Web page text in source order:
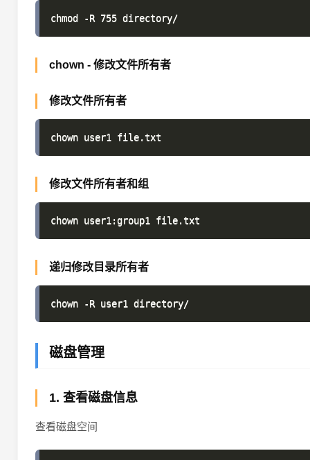
chown - 修改文件所有者
修改文件所有者
修改文件所有者和组
递归修改目录所有者
磁盘管理
1. 查看磁盘信息
查看磁盘空间